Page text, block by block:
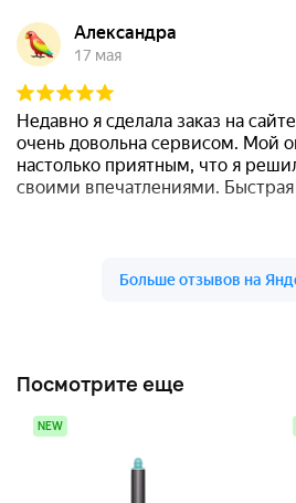
Посмотрите еще
NEW